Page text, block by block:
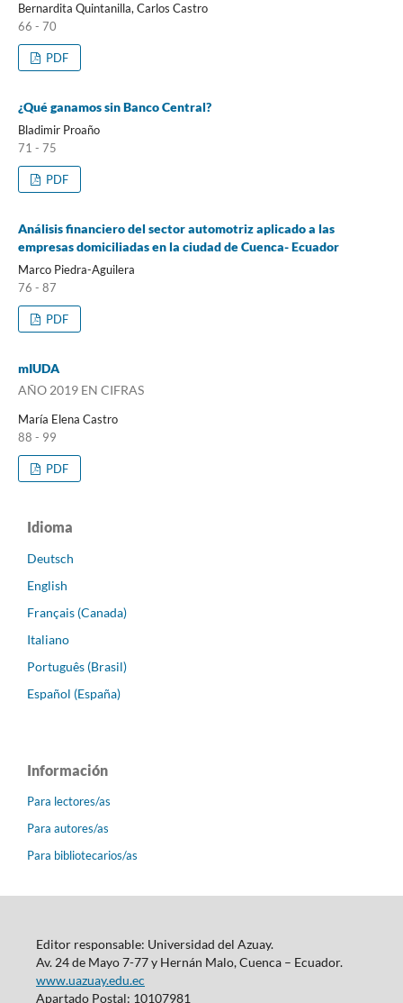
Bernardita Quintanilla, Carlos Castro
66 - 70
PDF
¿Qué ganamos sin Banco Central?
Bladimir Proaño
71 - 75
PDF
Análisis financiero del sector automotriz aplicado a las
empresas domiciliadas en la ciudad de Cuenca- Ecuador
Marco Piedra-Aguilera
76 - 87
PDF
mIUDA
AÑO 2019 EN CIFRAS
María Elena Castro
88 - 99
PDF
Idioma
Deutsch
English
Français (Canada)
Italiano
Português (Brasil)
Español (España)
Información
Para lectores/as
Para autores/as
Para bibliotecarios/as
Editor responsable: Universidad del Azuay.
Av. 24 de Mayo 7-77 y Hernán Malo, Cuenca – Ecuador.
www.uazuay.edu.ec
Apartado Postal: 10107981